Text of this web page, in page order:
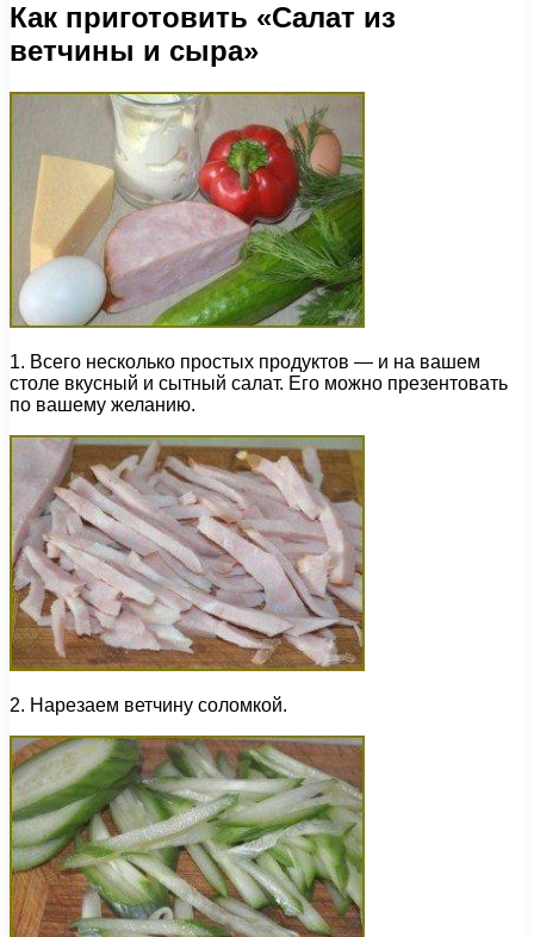
Как приготовить «Салат из
ветчины и сыра»
1. Всего несколько простых продуктов — и на вашем
столе вкусный и сытный салат. Его можно презентовать
по вашему желанию.
2. Нарезаем ветчину соломкой.